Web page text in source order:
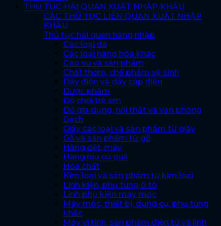
THỦ TỤC HẢI QUAN XUẤT NHẬP KHẨU
CÁC THỦ TỤC LIÊN QUAN XUẤT NHẬP
KHẨU
Thủ tục hải quan hàng nhập
Các loại đá
Các loại hàng hóa khác
Cao su và sản phẩm
Chất thơm, chế phẩm vệ sinh
Dây điện và dây cáp điện
Dược phẩm
Đồ chơi trẻ em
Đồ gia dụng, nội thất và văn phòng
Gạch
Giấy các loại và sản phẩm từ giấy
Gỗ và sản phẩm từ gỗ
Hàng dệt, may
Hàng rau củ quả
Hóa chất
Kim loại và sản phẩm từ kim loại
Linh kiện, phụ tùng ô tô
Linh phụ kiện máy móc
Máy móc, thiết bị, dụng cụ, phụ tùng
khác
Máy vi tính, sản phẩm điện tử và linh